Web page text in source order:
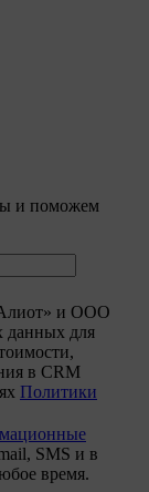
и поможем
и ООО
данных для
в CRM
Политики
SMS и в
время.